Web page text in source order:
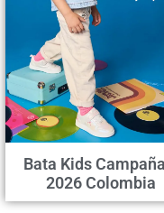
Bata Kids
2026 Colombia